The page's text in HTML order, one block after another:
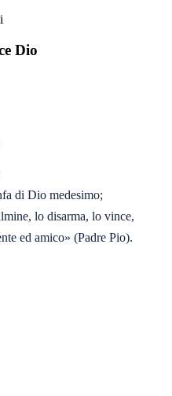
Dio
di Dio medesimo;
lo disarma, lo vince,
ed amico» (Padre Pio).